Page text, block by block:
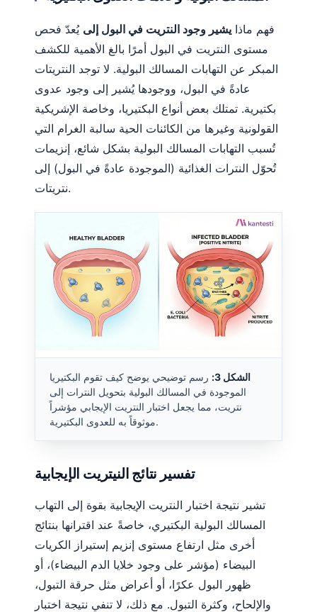
فهم ماذا يشير وجود النتريت في البول إلى يُعدّ فحص
مستوى النتريت في البول أمرًا بالغ الأهمية للكشف
المبكر عن التهابات المسالك البولية. لا توجد النتريتات
عادةً في البول، ووجودها يُشير إلى وجود عدوى
بكتيرية. تمتلك بعض أنواع البكتيريا، وخاصة الإشريكية
القولونية وغيرها من الكائنات الحية سالبة الغرام التي
تُسبب التهابات المسالك البولية بشكل شائع، إنزيمات
تُحوّل النترات الغذائية (الموجودة عادةً في البول) إلى
نتريتات.
الشكل 3:
رسم توضيحي يوضح كيف تقوم البكتيريا
الموجودة في المسالك البولية بتحويل النترات إلى
نتريت، مما يجعل اختبار النتريت الإيجابي مؤشراً
موثوقاً به للعدوى البكتيرية.
تفسير نتائج النيتريت الإيجابية
تشير نتيجة اختبار النتريت الإيجابية بقوة إلى التهاب
المسالك البولية البكتيري، خاصةً عند اقترانها بنتائج
أخرى مثل ارتفاع مستوى إنزيم إستيراز الكريات
البيضاء (مؤشر على وجود خلايا الدم البيضاء)، أو
ظهور البول عكرًا، أو أعراض مثل حرقة التبول،
والإلحاح، وكثرة التبول. مع ذلك، لا تنفي نتيجة اختبار